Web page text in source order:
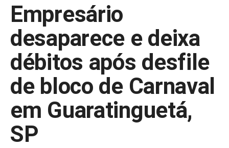
Empresário
desaparece e deixa
débitos após desfile
de bloco de Carnaval
em Guaratinguetá,
SP